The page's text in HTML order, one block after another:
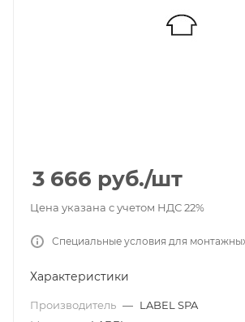
3 666 руб./шт
Цена указана с учетом НДС 22%
Специальные условия для
Характеристики
Производитель — LABEL SPA